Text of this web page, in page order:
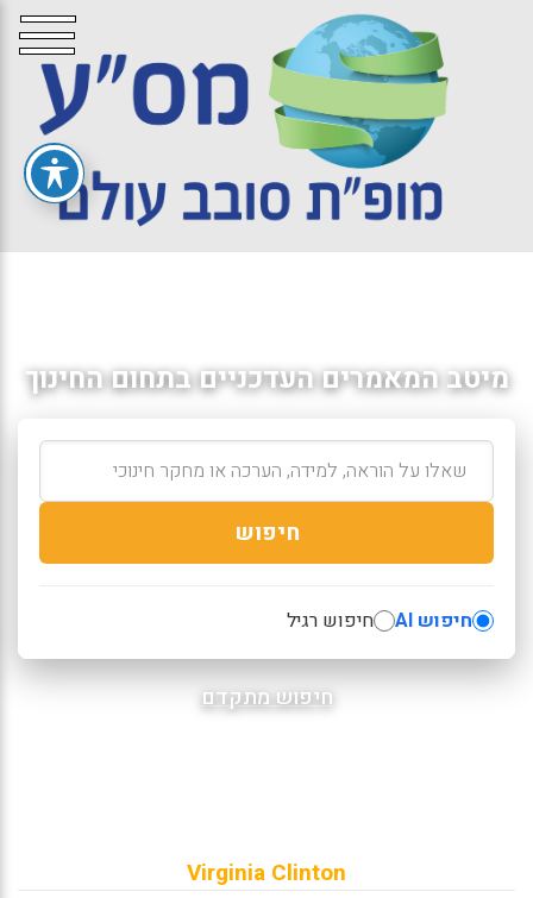
מיטב המאמרים העדכניים בתחום החינוך
חיפוש
חיפוש AI חיפוש רגיל
חיפוש מתקדם
Virginia Clinton